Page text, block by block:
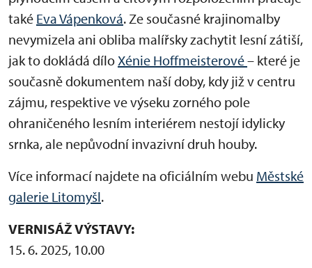
také Eva Vápenková. Ze současné krajinomalby
nevymizela ani obliba malířsky zachytit lesní zátiší,
jak to dokládá díloXénie Hoffmeisterové– které je
současně dokumentem naší doby, kdy již v centru
zájmu, respektive ve výseku zorného pole
ohraničeného lesním interiérem nestojí idylicky
srnka, ale nepůvodní invazivní druh houby.
Více informací najdete na oficiálním webu Městské
galerie Litomyšl.
VERNISÁŽ VÝSTAVY:
15. 6. 2025, 10.00